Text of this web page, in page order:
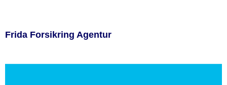
Frida Forsikring Agentur